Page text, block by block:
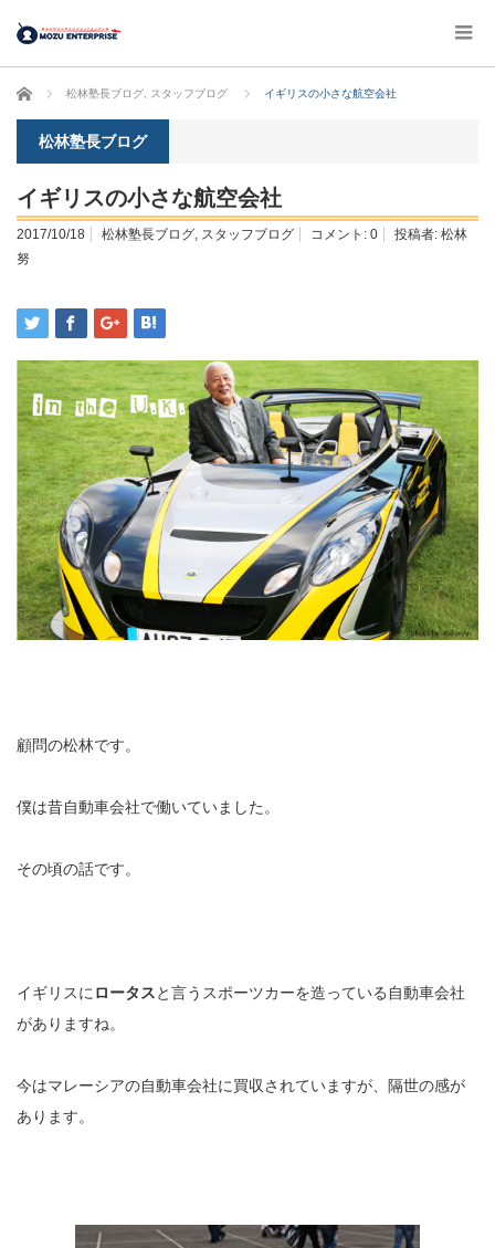
ホーム 松林塾長ブログ スタッフブログ イギリスの小さな航空会社
松林塾長ブログ
イギリスの小さな航空会社
2017/10/18 松林塾長ブログ, スタッフブログ コメント: 0 投稿者: 松林
努
顧問の松林です。
僕は昔自動車会社で働いていました。
その頃の話です。
イギリスにロータスと言うスポーツカーを造っている自動車会社
がありますね。
今はマレーシアの自動車会社に買収されていますが、隔世の感が
あります。